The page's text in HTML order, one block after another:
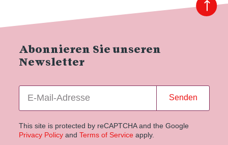
Abonnieren Sie unseren
Newsletter
Senden
This site is protected by reCAPTCHA and the Google
Privacy Policyand Terms of Service apply.